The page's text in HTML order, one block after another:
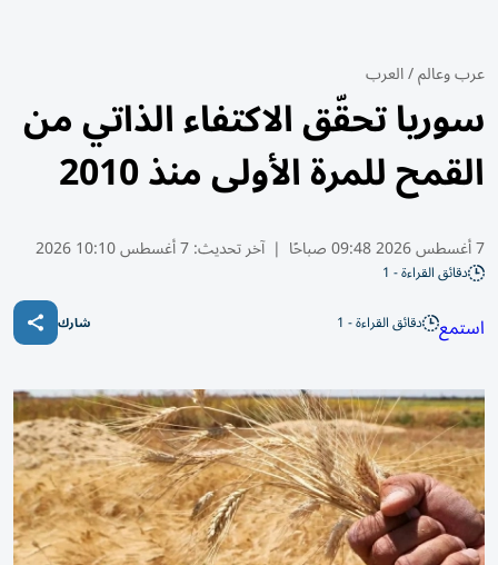
عرب وعالم/العرب
سوريا تحقّق الاكتفاء الذاتي من
القمح للمرة الأولى منذ 2010
7 أغسطس 2026 09:48 صباحًا | آخر تحديث:7 أغسطس 10:10 2026
دقائق القراءة - 1
استمع دقائق القراءة - 1 شارك